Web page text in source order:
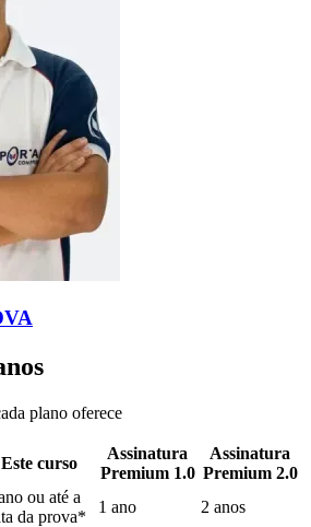
plano oferece
Este curso
Assinatura
Premium 1.0
Assinatura
Premium 2.0
ou até a
da prova*
1 ano 2 anos